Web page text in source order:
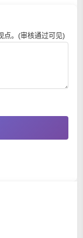
点。(审核通过可见)